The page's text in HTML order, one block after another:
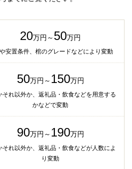
20万円～ 50万円
安置条件、棺のグレードなどにより変動
50万円～ 150万円
それ以外か、返礼品・飲食などを用意する
かなどで変動
90万円～ 190万円
それ以外か、返礼品・飲食などが人数によ
り変動